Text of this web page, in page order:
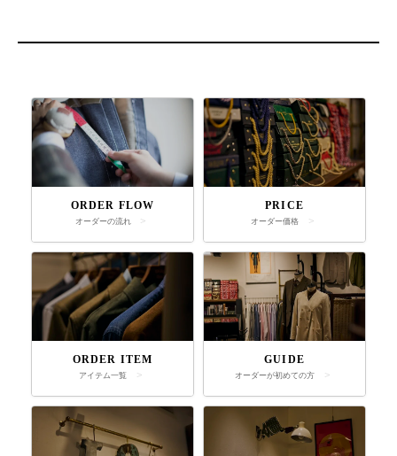
ORDER FLOW
オーダーの流れ
PRICE
オーダー価格
ORDER ITEM
アイテム一覧
GUIDE
オーダーが初めての方